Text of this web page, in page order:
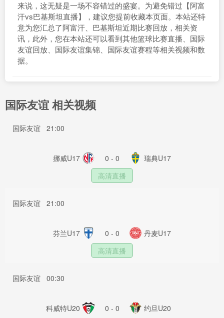
来说，这无疑是一场不容错过的盛宴。为避免错过【阿富
汗vs巴基斯坦直播】，建议您提前收藏本页面。本站还特
意为您汇总了阿富汗、巴基斯坦近期比赛回放，相关资
讯，此外，您在本站还可以看到其他篮球比赛直播、国际
友谊回放、国际友谊集锦、国际友谊赛程等相关视频和数
据。
国际友谊 相关视频
国际友谊 21:00
挪威U17 0 - 0
瑞典U17
高清直播
国际友谊 21:00
芬兰U17 0 - 0
丹麦U17
高清直播
国际友谊 00:30
科威特U20 0 - 0
约旦U20